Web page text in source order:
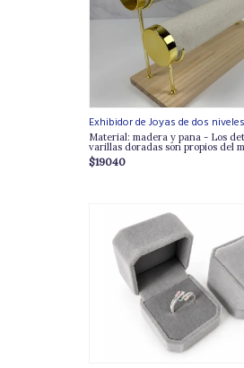
Exhibidor de Joyas de dos
Material: madera y pana - Los
varillas doradas son propios del
$19040